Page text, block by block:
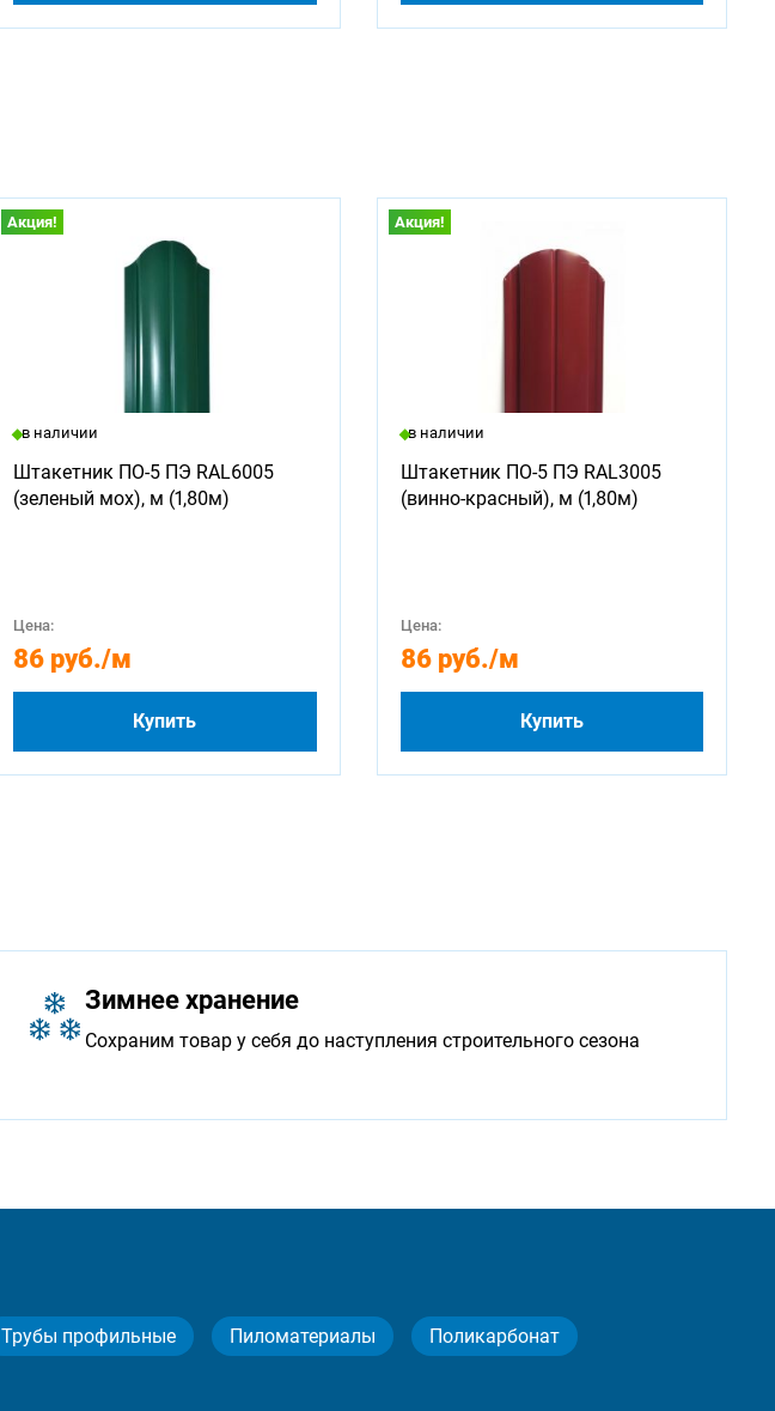
Акция!
в наличии
Штакетник ПО-5 ПЭ RAL6005
(зеленый мох), м (1,80м)
Цена:
86 руб./м
Купить
Акция!
в наличии
Штакетник ПО-5 ПЭ RAL3005
(винно-красный), м (1,80м)
Цена:
86 руб./м
Купить
Зимнее хранение
Сохраним товар у себя до наступления строительного сезона
Трубы профильные Пиломатериалы Поликарбонат